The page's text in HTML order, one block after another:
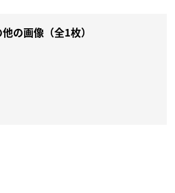
の画像（全1枚）